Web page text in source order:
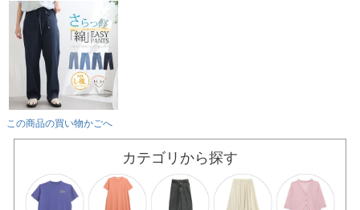
この商品の買い物かごへ
カテゴリから探す